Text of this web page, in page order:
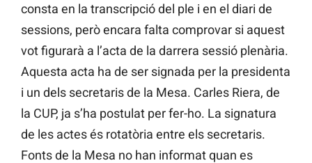
consta en la transcripció del ple i en el diari de
sessions, però encara falta comprovar si aquest
vot figurarà a l’acta de la darrera sessió plenària.
Aquesta acta ha de ser signada per la presidenta
i un dels secretaris de la Mesa. Carles Riera, de
la CUP, ja s’ha postulat per fer-ho. La signatura
de les actes és rotatòria entre els secretaris.
Fonts de la Mesa no han informat quan es